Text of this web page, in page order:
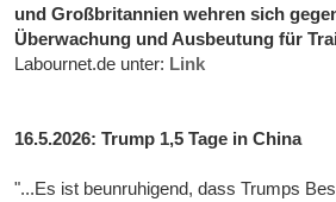
und Großbritannien wehren sich
Überwachung und Ausbeutung für
Labournet.de unter: Link
16.5.2026: Trump 1,5 Tage in China
"...Es ist beunruhigend, dass Trumps